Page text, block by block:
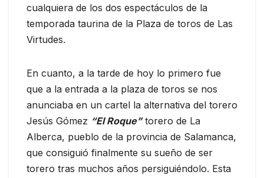
cualquiera de los dos espectáculos de la
temporada taurina de la Plaza de toros de Las
Virtudes.
En cuanto, a la tarde de hoy lo primero fue
que a la entrada a la plaza de toros se nos
anunciaba en un cartel la alternativa del torero
Jesús Gómez “El Roque”torero de La
Alberca, pueblo de la provincia de Salamanca,
que consiguió finalmente su sueño de ser
torero tras muchos años persiguiéndolo. Esta